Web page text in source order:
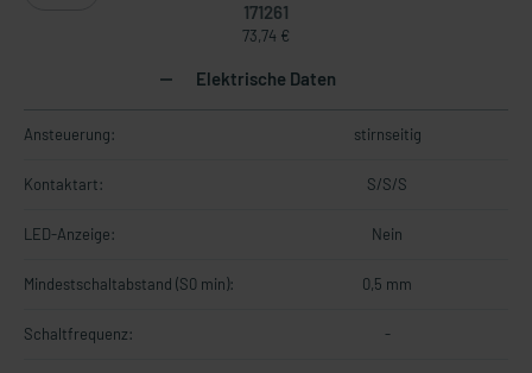
171261
73,74 €
Elektrische Daten
Ansteuerung: stirnseitig
Kontaktart: S/S/S
LED-Anzeige: Nein
Mindestschaltabstand (S0 min): 0,5 mm
Schaltfrequenz: -